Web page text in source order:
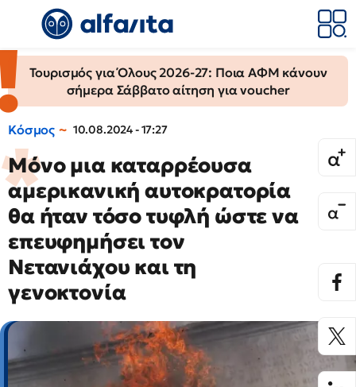
Τουρισμός για Όλους 2026-27: Ποια ΑΦΜ κάνουν
σήμερα Σάββατο αίτηση για voucher
Κόσμος 10.08.2024 - 17:27
Μόνο μια καταρρέουσα
αμερικανική αυτοκρατορία
θα ήταν τόσο τυφλή ώστε να
επευφημήσει τον
Νετανιάχου και τη
γενοκτονία